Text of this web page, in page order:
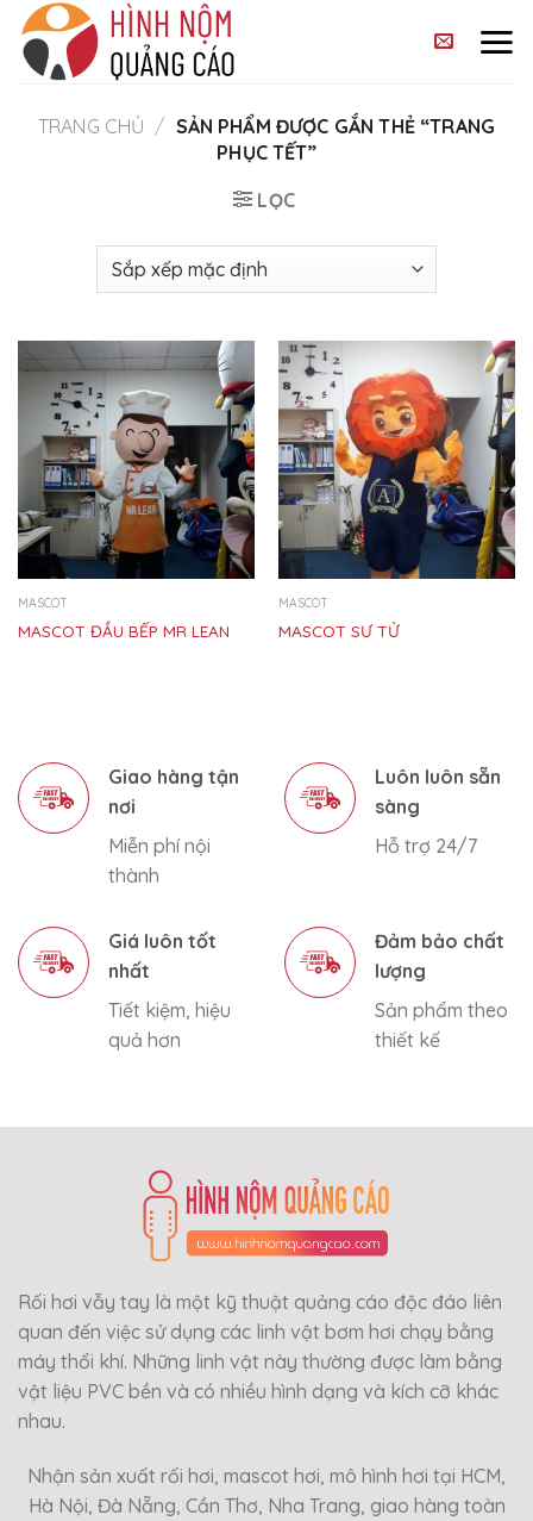
Skip
content
TRANG CHỦ / SẢN PHẨM ĐƯỢC GẮN THẺ “TRANG
PHỤC TẾT”
LỌC
MASCOT
MASCOT ĐẦU BẾP MR LEAN
MASCOT
MASCOT SƯ TỬ
Giao hàng tận
nơi
Miễn phí nội
thành
Luôn luôn sẵn
sàng
Hỗ trợ 24/7
Giá luôn tốt
nhất
Tiết kiệm, hiệu
quả hơn
Đảm bảo chất
lượng
Sản phẩm theo
thiết kế
Rối hơi vẫy tay là một kỹ thuật quảng cáo độc đáo liên
quan đến việc sử dụng các linh vật bơm hơi chạy bằng
máy thổi khí. Những linh vật này thường được làm bằng
vật liệu PVC bền và có nhiều hình dạng và kích cỡ khác
nhau.
Nhận sản xuất rối hơi, mascot hơi, mô hình hơi tại HCM,
Hà Nội, Đà Nẵng, Cần Thơ, Nha Trang, giao hàng toàn